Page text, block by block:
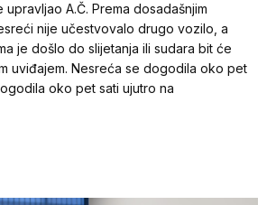
upravljao A.Č. Prema dosadašnjim
nije učestvovalo drugo vozilo, a
je došlo do slijetanja ili sudara bit će
uviđajem. Nesreća se dogodila oko pet
oko pet sati ujutro na